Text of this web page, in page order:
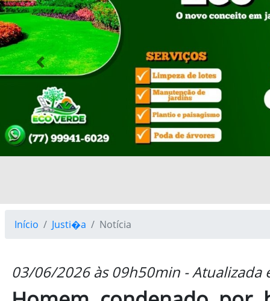
Previous
Início Justi�a Notícia
03/06/2026 às 09h50min -